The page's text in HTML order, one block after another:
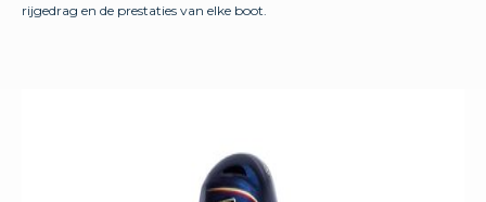
rijgedrag en de prestaties van elke boot.